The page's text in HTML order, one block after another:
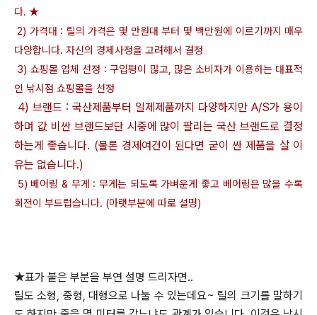
다. ★
2) 가격대 : 릴의 가격은 몇 만원대 부터 몇 백만원에 이르기까지 매우
다양합니다. 자신의 경제사정을 고려해서 결정
3) 쇼핑몰 업체 선정 : 구입평이 많고, 많은 소비자가 이용하는 대표적
인 낚시점 쇼핑몰을 선정
4) 브랜드 : 국산제품부터 일제제품까지 다양하지만 A/S가 용이
하며 값 비싼 브랜드보단 시중에 많이 팔리는 국산 브랜드로 결정
하는게 좋습니다. (물론 경제여건이 된다면 굳이 싼 제품을 살 이
유는 없습니다.)
5) 베어링 & 무게 : 무게는 되도록 가벼운게 좋고 베어링은 많을 수록
회전이 부드럽습니다. (아랫부분에 따로 설명)
★표가 붙은 부분을 부연 설명 드리자면..
릴도 소형, 중형, 대형으로 나눌 수 있는데요~ 릴의 크기를 말하기